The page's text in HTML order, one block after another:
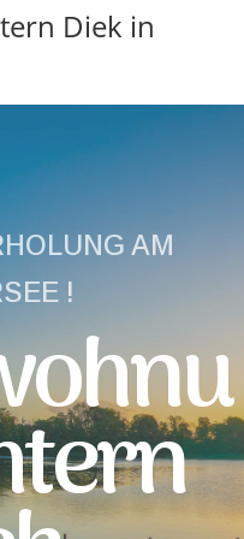
Diek in
AM
!